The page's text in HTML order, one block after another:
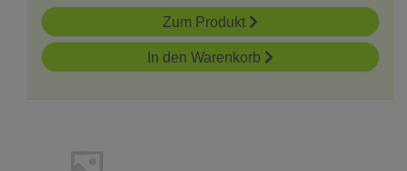
Zum Produkt
In den Warenkorb